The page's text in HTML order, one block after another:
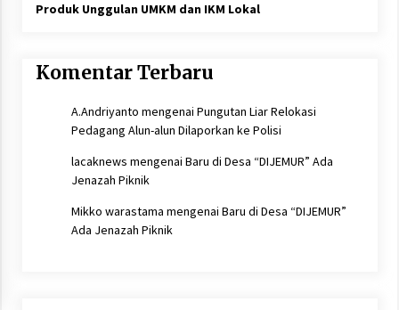
Produk Unggulan UMKM dan IKM Lokal
Komentar Terbaru
A.Andriyanto mengenai Pungutan Liar Relokasi
Pedagang Alun-alun Dilaporkan ke Polisi
lacaknews mengenai Baru di Desa “DIJEMUR” Ada
Jenazah Piknik
Mikko warastama mengenai Baru di Desa “DIJEMUR”
Ada Jenazah Piknik